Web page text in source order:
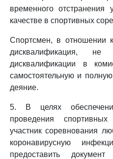
временного отстранения
качестве в спортивных
Спортсмен, в отношении
дисквалификация,
дисквалификации в
самостоятельную и полную
деяние.
5. В целях
проведения
участник соревнования
коронавирусную
предоставить